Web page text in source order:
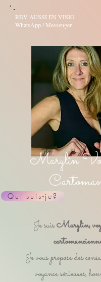
RDV AUSSI EN VISIO
WhatsApp / Messenger
Marylin
Je suisMarylin,
Je vous propose des
voyance sérieuses,
Qui suis-je?